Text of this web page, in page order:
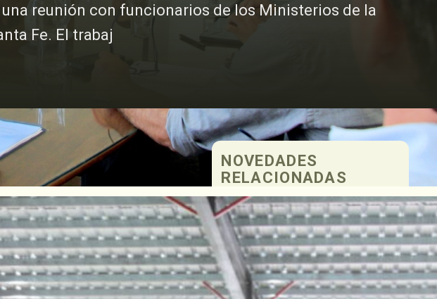
reunión con funcionarios de los Ministerios de la
Fe. El trabaj
Lehmann y la
provinciales
de Ambiente y
vienen ejecutando
específicamente a
NOVEDADES
RELACIONADAS